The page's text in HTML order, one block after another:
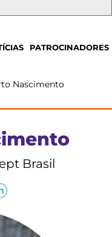
PATROCINADORES
Nascimento
Brasil